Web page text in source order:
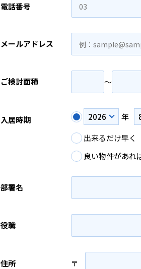
電話番号
メールアドレス
ご検討面積 〜
入居時期 年
出来るだけ早く
良い物件があれ
部署名
役職
住所 〒